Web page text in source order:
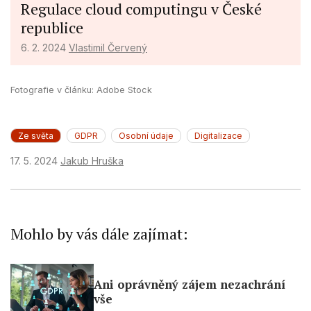
Regulace cloud computingu v České
republice
6. 2. 2024 Vlastimil Červený
Fotografie v článku: Adobe Stock
Ze světa GDPR Osobní údaje Digitalizace
17. 5. 2024 Jakub Hruška
Mohlo by vás dále zajímat:
Ani oprávněný zájem nezachrání
vše
actively requested
Non-IAB processing purposes:
Necessary
Performance
Advertising